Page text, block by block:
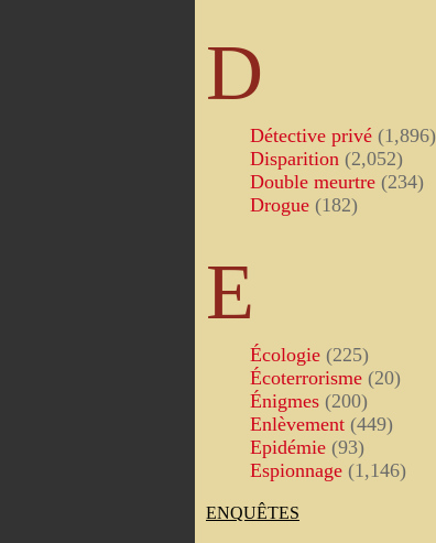
D
Détective privé (1,896)
Disparition (2,052)
Double meurtre (234)
Drogue (182)
E
Écologie (225)
Écoterrorisme (20)
Énigmes (200)
Enlèvement (449)
Epidémie (93)
Espionnage (1,146)
ENQUÊTES